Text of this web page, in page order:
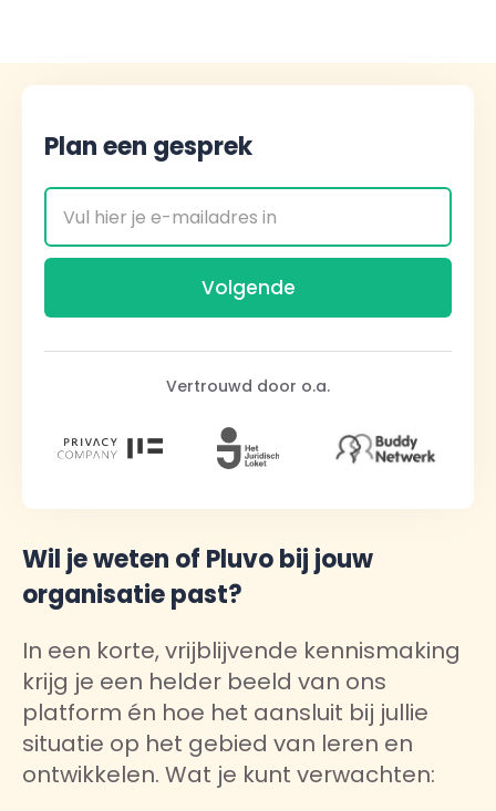
Plan een gesprek
Vertrouwd door o.a.
Wil je weten of Pluvo bij jouw
organisatie past?
In een korte, vrijblijvende kennismaking
krijg je een helder beeld van ons
platform én hoe het aansluit bij jullie
situatie op het gebied van leren en
ontwikkelen. Wat je kunt verwachten: